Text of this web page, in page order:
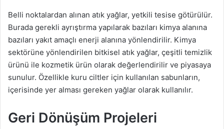
Belli noktalardan alınan atık yağlar, yetkili tesise götürülür.
Burada gerekli ayrıştırma yapılarak bazıları kimya alanına
bazıları yakıt amaçlı enerji alanına yönlendirilir. Kimya
sektörüne yönlendirilen bitkisel atık yağlar, çeşitli temizlik
ürünü ile kozmetik ürün olarak değerlendirilir ve piyasaya
sunulur. Özellikle kuru ciltler için kullanılan sabunların,
içerisinde yer alması gereken yağlar olarak kullanılır.
Geri Dönüşüm Projeleri